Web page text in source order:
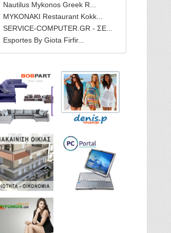
Nautilus Mykonos Greek R...
MYKONAKI Restaurant Kokk...
SERVICE-COMPUTER.GR - ΣΕ...
Esportes By Giota Firfir...